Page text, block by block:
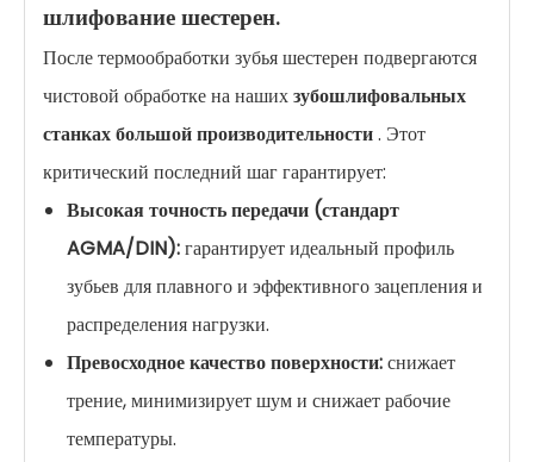
шлифование шестерен.
После термообработки зубья шестерен подвергаются
чистовой обработке на нашихзубошлифовальных
станках большой производительности. Этот
критический последний шаг гарантирует:
Высокая точность передачи (стандарт
AGMA/DIN):гарантирует идеальный профиль
зубьев для плавного и эффективного зацепления и
распределения нагрузки.
Превосходное качество поверхности:снижает
трение, минимизирует шум и снижает рабочие
температуры.